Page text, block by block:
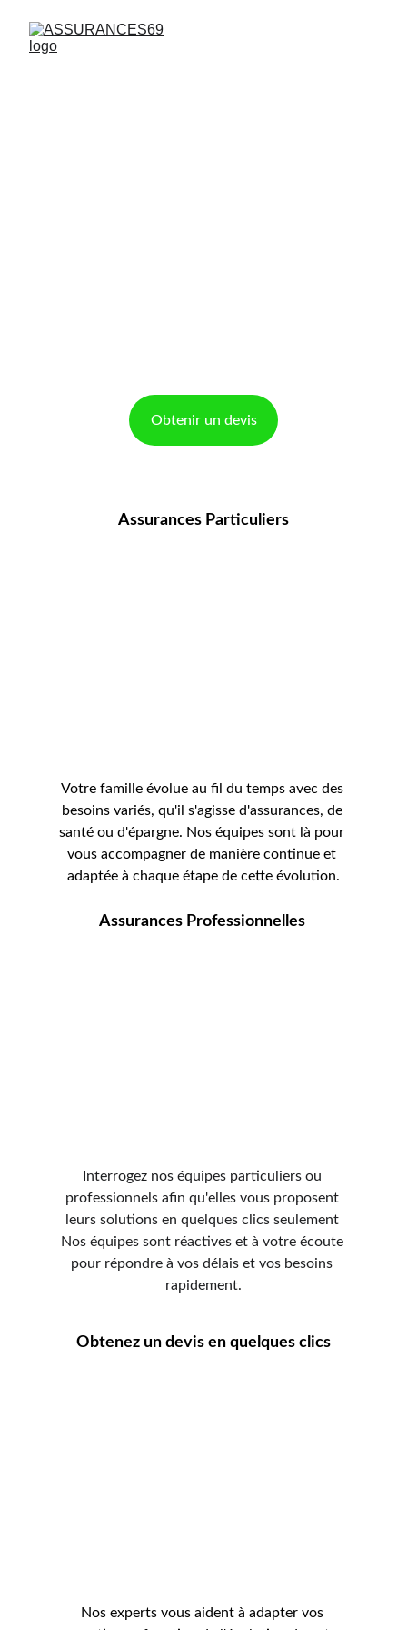
Obtenir un devis
Assurances Particuliers
Votre famille évolue au fil du temps avec des
besoins variés, qu'il s'agisse d'assurances, de
santé ou d'épargne. Nos équipes sont là pour
vous accompagner de manière continue et
adaptée à chaque étape de cette évolution.
Assurances Professionnelles
Nos experts vous aident à adapter vos
Obtenez un devis en quelques clics
Interrogez nos équipes particuliers ou
professionnels afin qu'elles vous proposent
leurs solutions en quelques clics seulement
Nos équipes sont réactives et à votre écoute
pour répondre à vos délais et vos besoins
rapidement.